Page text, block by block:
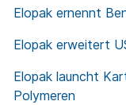
Elopak ernennt
Elopak erweitert
Elopak launcht
Polymeren